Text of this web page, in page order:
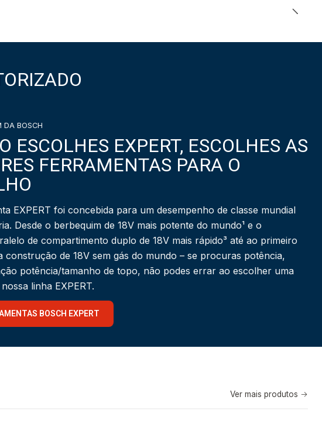
DA BOSCH
ESCOLHES EXPERT, ESCOLHES AS
FERRAMENTAS PARA O
EXPERT foi concebida para um desempenho de classe mundial
Desde o berbequim de 18V mais potente do mundo¹ e o
de compartimento duplo de 18V mais rápido³ até ao primeiro
construção de 18V sem gás do mundo – se procuras potência,
potência/tamanho de topo, não podes errar ao escolher uma
linha EXPERT.
BOSCH EXPERT
Ver mais produtos